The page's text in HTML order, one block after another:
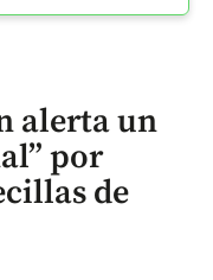
alerta un
por
de